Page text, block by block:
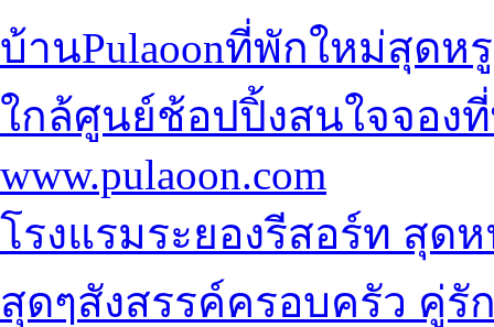
บ้านPulaoonที่พักใหม่สุดห
ใกล้ศูนย์ช้อปปิ้งสนใจจอง
www.pulaoon.com
โรงแรมระยองรีสอร์ท สุดห
สุดๆสังสรรค์ครอบครัว คู่รั